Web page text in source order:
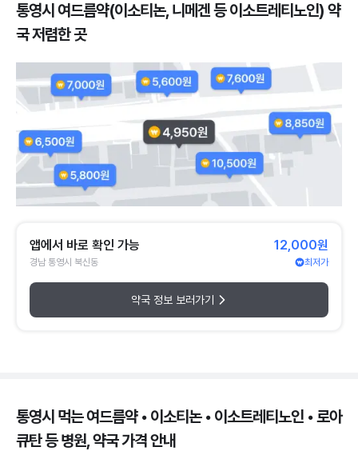
통영시 여드름약(이소티논, 니메겐 등 이소트레티노인) 약
국 저렴한 곳
앱에서 바로 확인 가능
경남 통영시 북신동
12,000원
최저가
약국 정보 보러가기
통영시 먹는 여드름약 • 이소티논 • 이소트레티노인 • 로아
큐탄 등 병원, 약국 가격 안내